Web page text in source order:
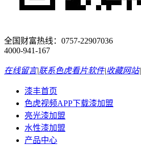
全国财富热线： 0757-22907036
4000-941-167
在线留言|联系色虎看片软件|收藏网站|
漆丰首页
色虎视频APP下载漆加盟
亮光漆加盟
水性漆加盟
产品中心